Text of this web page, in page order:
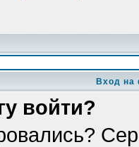
Вход на
войти?